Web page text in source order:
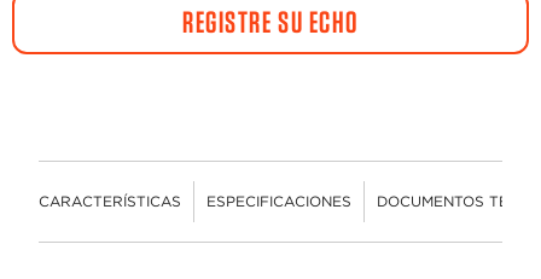
REGISTRE SU ECHO
CARACTERÍSTICAS ESPECIFICACIONES DOCUMENTOS